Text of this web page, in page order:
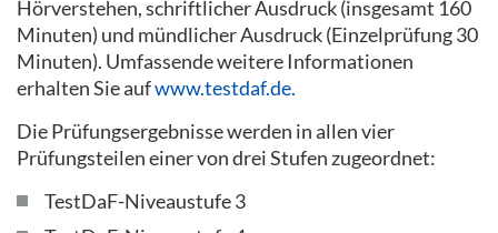
Hörverstehen, schriftlicher Ausdruck (insgesamt 160
Minuten) und mündlicher Ausdruck (Einzelprüfung 30
Minuten). Umfassende weitere Informationen
erhalten Sie aufwww.testdaf.de.
Die Prüfungsergebnisse werden in allen vier
Prüfungsteilen einer von drei Stufen zugeordnet:
TestDaF-Niveaustufe 3